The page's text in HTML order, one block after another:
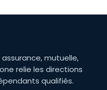
mutuelle,
relie les directions
qualifiés.